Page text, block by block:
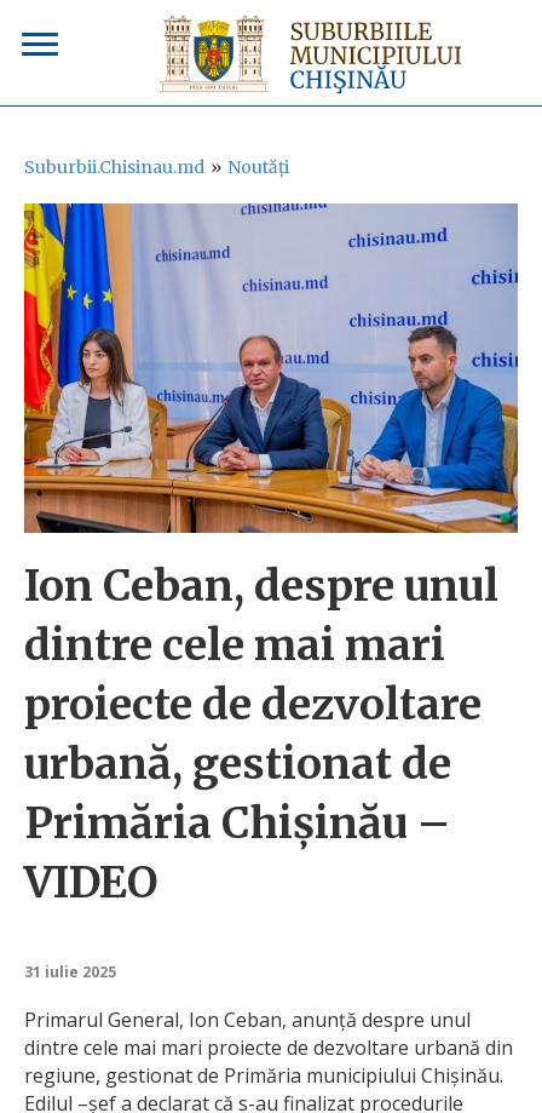
Suburbii.Chisinau.md » Noutăți
Ion Ceban, despre unul
dintre cele mai mari
proiecte de dezvoltare
urbană, gestionat de
Primăria Chișinău –
VIDEO
31 iulie 2025
Primarul General, Ion Ceban, anunță despre unul
dintre cele mai mari proiecte de dezvoltare urbană din
regiune, gestionat de Primăria municipiului Chișinău.
Edilul –șef a declarat că s-au finalizat procedurile